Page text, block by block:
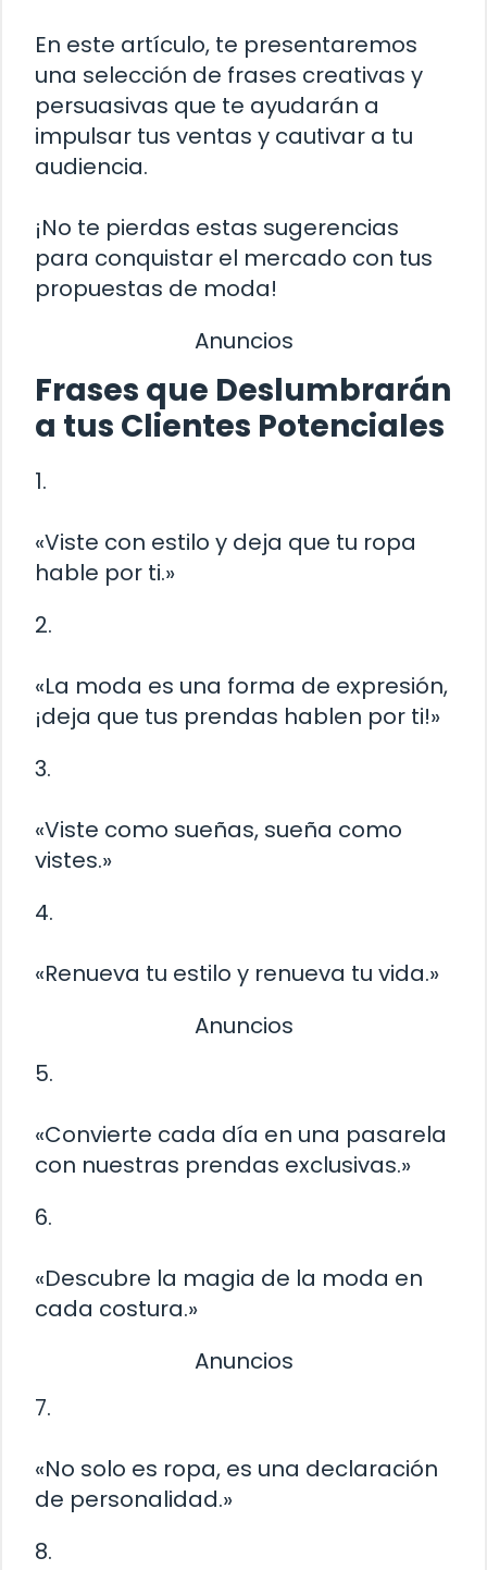
En este artículo, te presentaremos
una selección de frases creativas y
persuasivas que te ayudarán a
impulsar tus ventas y cautivar a tu
audiencia.
¡No te pierdas estas sugerencias
para conquistar el mercado con tus
propuestas de moda!
Anuncios
Frases que Deslumbrarán
a tus Clientes Potenciales
1.
«Viste con estilo y deja que tu ropa
hable por ti.»
2.
«La moda es una forma de expresión,
¡deja que tus prendas hablen por ti!»
3.
«Viste como sueñas, sueña como
vistes.»
4.
«Renueva tu estilo y renueva tu vida.»
Anuncios
5.
«Convierte cada día en una pasarela
con nuestras prendas exclusivas.»
6.
«Descubre la magia de la moda en
cada costura.»
Anuncios
7.
«No solo es ropa, es una declaración
de personalidad.»
8.